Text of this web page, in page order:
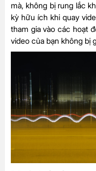
mà, không bị rung lắc
kỳ hữu ích khi quay
tham gia vào các hoạt
video của bạn không bị